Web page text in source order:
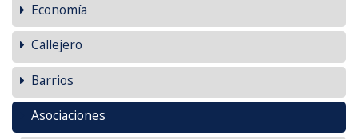
Economía
Callejero
Barrios
Asociaciones